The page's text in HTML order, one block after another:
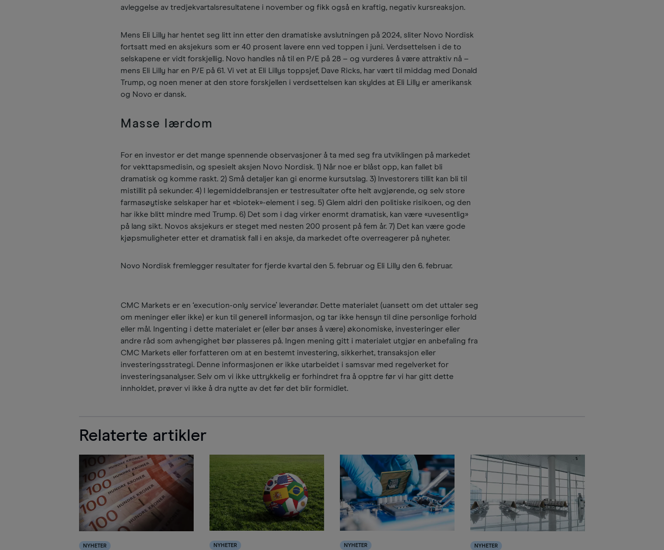
avleggelse av tredjekvartalsresultatene i november og fikk også en kraftig, negativ kursreaksjon.
Mens Eli Lilly har hentet seg litt inn etter den dramatiske avslutningen på 2024, sliter Novo Nordisk
fortsatt med en aksjekurs som er 40 prosent lavere enn ved toppen i juni. Verdsettelsen i de to
selskapene er vidt forskjellig. Novo handles nå til en P/E på 28 – og vurderes å være attraktiv nå –
mens Eli Lilly har en P/E på 61. Vi vet at Eli Lillys toppsjef, Dave Ricks, har vært til middag med Donald
Trump, og noen mener at den store forskjellen i verdsettelsen kan skyldes at Eli Lilly er amerikansk
og Novo er dansk.
Masse lærdom
For en investor er det mange spennende observasjoner å ta med seg fra utviklingen på markedet
for vekttapsmedisin, og spesielt aksjen Novo Nordisk. 1) Når noe er blåst opp, kan fallet bli
dramatisk og komme raskt. 2) Små detaljer kan gi enorme kursutslag. 3) Investorers tillit kan bli til
mistillit på sekunder. 4) I legemiddelbransjen er testresultater ofte helt avgjørende, og selv store
farmasøytiske selskaper har et «biotek»-element i seg. 5) Glem aldri den politiske risikoen, og den
har ikke blitt mindre med Trump. 6) Det som i dag virker enormt dramatisk, kan være «uvesentlig»
på lang sikt. Novos aksjekurs er steget med nesten 200 prosent på fem år. 7) Det kan være gode
kjøpsmuligheter etter et dramatisk fall i en aksje, da markedet ofte overreagerer på nyheter.
Novo Nordisk fremlegger resultater for fjerde kvartal den 5. februar og Eli Lilly den 6. februar.
CMC Markets er en ‘execution-only service’ leverandør. Dette materialet (uansett om det uttaler seg
om meninger eller ikke) er kun til generell informasjon, og tar ikke hensyn til dine personlige forhold
eller mål. Ingenting i dette materialet er (eller bør anses å være) økonomiske, investeringer eller
andre råd som avhengighet bør plasseres på. Ingen mening gitt i materialet utgjør en anbefaling fra
CMC Markets eller forfatteren om at en bestemt investering, sikkerhet, transaksjon eller
investeringsstrategi. Denne informasjonen er ikke utarbeidet i samsvar med regelverket for
investeringsanalyser. Selv om vi ikke uttrykkelig er forhindret fra å opptre før vi har gitt dette
innholdet, prøver vi ikke å dra nytte av det før det blir formidlet.
Relaterte artikler
NYHETER NYHETER NYHETER NYHETER